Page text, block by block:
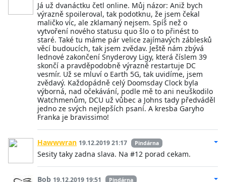
Já už dvanáctku četl online. Můj názor: Aniž bych
výrazně spoileroval, tak podotknu, že jsem čekal
maličko víc, ale zklamaný nejsem. Spíš než o
vytvoření nového statusu quo šlo o to přinést to
staré. Také tu máme pár velice zajímavých záblesků
věcí budoucích, tak jsem zvědav. Ještě nám zbývá
lednové zakončení Snyderovy Ligy, která číslem 39
skončí a pravděpodobně výrazně restartuje DC
vesmír. Už se mluví o Earth 5G, tak uvidíme, jsem
zvědavý. Každopádně celý Doomsday Clock byla
výborná, nad očekávání, podle mě to ani neuškodilo
Watchmenům, DCU už vůbec a Johns tady předváděl
jedno ze svých nejlepších psaní. A kresba Garyho
Franka je bravissimo!
Hawwwran 19.12.2019 21:17 Pindárna
Sesity taky zadna slava. Na #12 porad cekam.
Bob 19.12.2019 19:51 Pindárna